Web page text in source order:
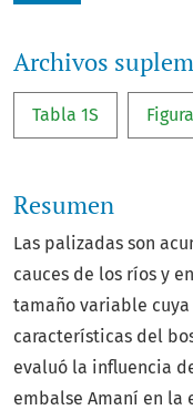
Archivos
Tabla 1S
Resumen
Las palizadas son
cauces de los ríos y
tamaño variable
características del
evaluó la influencia
embalse Amaní en la